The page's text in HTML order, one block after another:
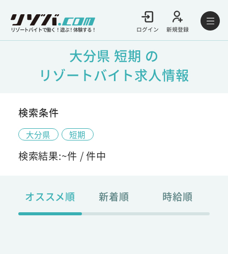
リゾートバイトで働く！遊ぶ！体験する！ ログイン 新規登録
大分県 短期 の
リゾートバイト求人情報
検索条件
大分県 短期
検索結果:~件 /件中
オススメ順 新着順 時給順